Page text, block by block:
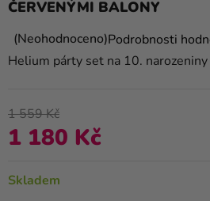
a
Svátky
potřeby
Personalizované
Témata
ČERVENÝMI BALONY
Průměrné
hodnocení
0,0
z
5
NeohodnocenoPodrobnosti
Helium párty set na 10.
Skladem
1 559 Kč
1 180 Kč